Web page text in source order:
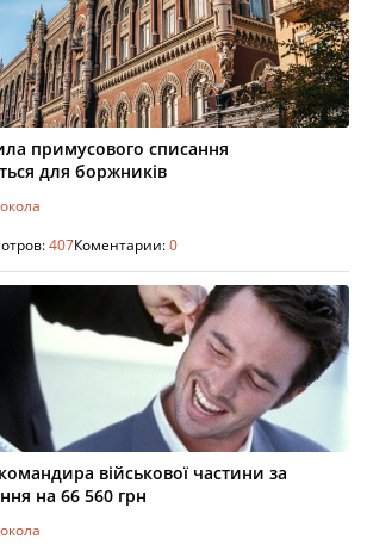
примусового списання
для боржників
407Коментарии:0
військової частини за
на 66 560 грн